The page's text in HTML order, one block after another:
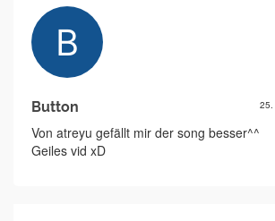
Button 25.
Von atreyu gefällt mir der song besser^^
Geiles vid xD